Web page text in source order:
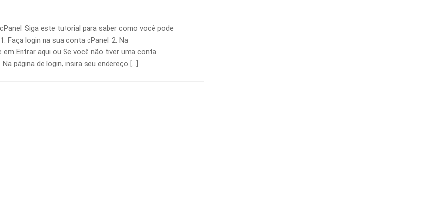
Siga este tutorial para saber como você pode
Faça login na sua conta cPanel. 2. Na
Entrar aqui ou Se você não tiver uma conta
página de login, insira seu endereço […]